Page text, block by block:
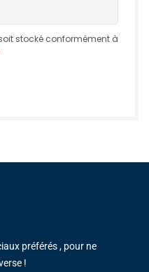
stocké conformément à
préférés , pour ne
!